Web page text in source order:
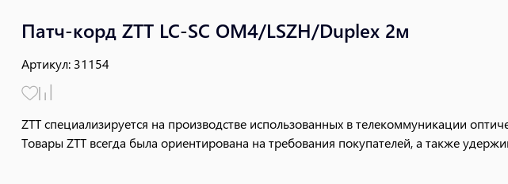
Патч-корд ZTT LC-SC OM4/LSZH/Duplex 2м
Артикул: 31154
ZTT специализируется на производстве использованных в телекоммуникации
Товары ZTT всегда была ориентирована на требования покупателей, а также